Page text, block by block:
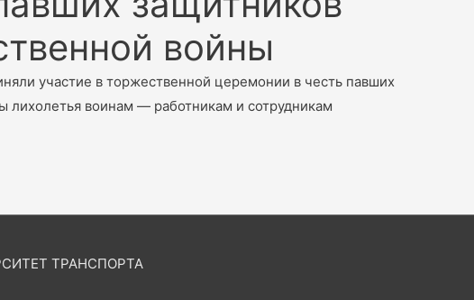
войны
участие в торжественной церемонии в честь павших
воинам — работникам и сотрудникам
ТРАНСПОРТА